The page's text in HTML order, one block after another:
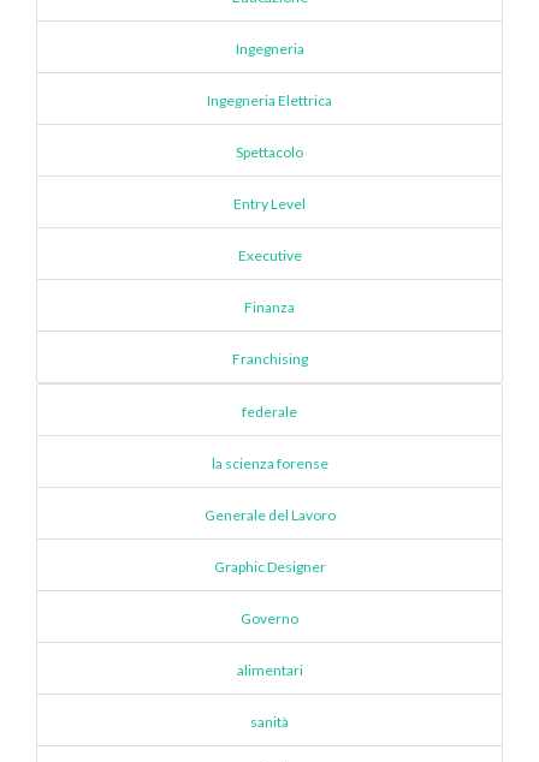
Ingegneria
Ingegneria Elettrica
Spettacolo
Entry Level
Executive
Finanza
Franchising
federale
la scienza forense
Generale del Lavoro
Graphic Designer
Governo
alimentari
sanità